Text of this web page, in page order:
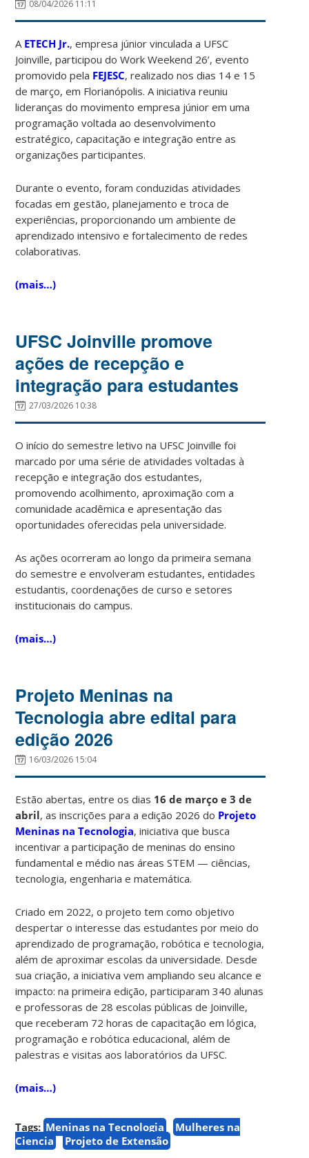
08/04/2026 11:11
A ETECH Jr., empresa júnior vinculada a UFSC
Joinville, participou do Work Weekend 26’, evento
promovido pela FEJESC, realizado nos dias 14 e 15
de março, em Florianópolis. A iniciativa reuniu
lideranças do movimento empresa júnior em uma
programação voltada ao desenvolvimento
estratégico, capacitação e integração entre as
organizações participantes.
Durante o evento, foram conduzidas atividades
focadas em gestão, planejamento e troca de
experiências, proporcionando um ambiente de
aprendizado intensivo e fortalecimento de redes
colaborativas.
(mais…)
UFSC Joinville promove
ações de recepção e
integração para estudantes
27/03/2026 10:38
O início do semestre letivo na UFSC Joinville foi
marcado por uma série de atividades voltadas à
recepção e integração dos estudantes,
promovendo acolhimento, aproximação com a
comunidade acadêmica e apresentação das
oportunidades oferecidas pela universidade.
As ações ocorreram ao longo da primeira semana
do semestre e envolveram estudantes, entidades
estudantis, coordenações de curso e setores
institucionais do campus.
(mais…)
Projeto Meninas na
Tecnologia abre edital para
edição 2026
16/03/2026 15:04
Estão abertas, entre os dias 16 de março e 3 de
abril, as inscrições para a edição 2026 do Projeto
Meninas na Tecnologia, iniciativa que busca
incentivar a participação de meninas do ensino
fundamental e médio nas áreas STEM — ciências,
tecnologia, engenharia e matemática.
Criado em 2022, o projeto tem como objetivo
despertar o interesse das estudantes por meio do
aprendizado de programação, robótica e tecnologia,
além de aproximar escolas da universidade. Desde
sua criação, a iniciativa vem ampliando seu alcance e
impacto: na primeira edição, participaram 340 alunas
e professoras de 28 escolas públicas de Joinville,
que receberam 72 horas de capacitação em lógica,
programação e robótica educacional, além de
palestras e visitas aos laboratórios da UFSC.
(mais…)
Tags: Meninas na Tecnologia
Mulheres na
Ciencia
Projeto de Extensão